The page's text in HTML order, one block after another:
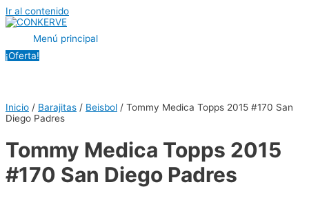
Ir al contenido
Menú principal
¡Oferta!
Inicio / Barajitas / Beisbol / Tommy Medica Topps 2015 #170 San
Diego Padres
Tommy Medica Topps 2015
#170 San Diego Padres